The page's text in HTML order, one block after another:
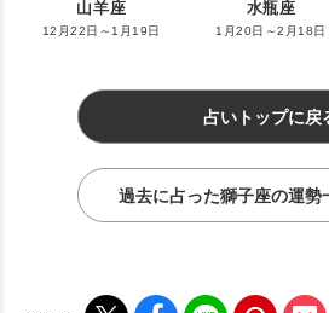
山羊座
12月22日～1月19日
水瓶座
1月20日～2月18日
占いトップに戻
過去に占った獅子座の運勢